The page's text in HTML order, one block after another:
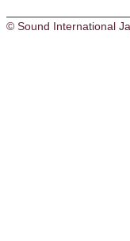
© Sound International